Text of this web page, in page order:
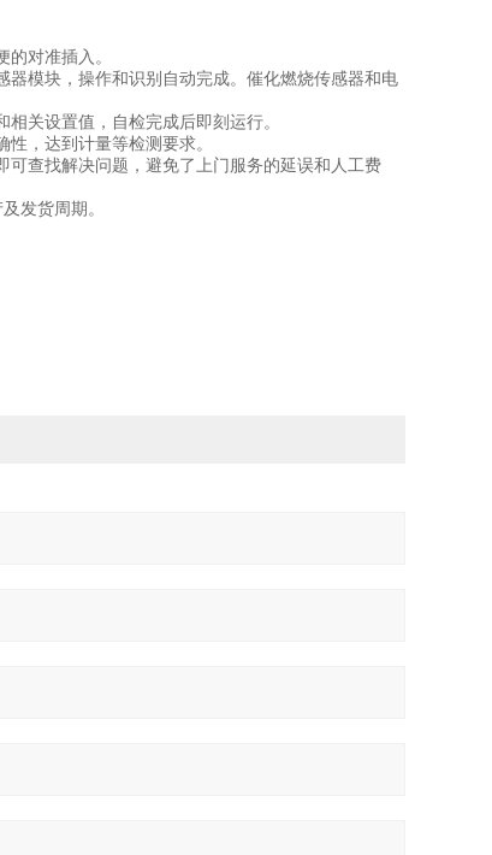
的对准插入。
模块，操作和识别自动完成。催化燃烧传感器和电
关设置值，自检完成后即刻运行。
，达到计量等检测要求。
查找解决问题，避免了上门服务的延误和人工费
发货周期。